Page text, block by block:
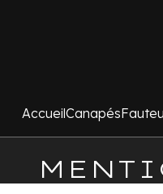
AccueilCanapés